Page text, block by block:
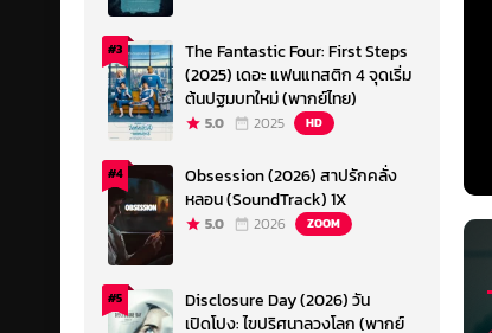
#3
The Fantastic Four: First Steps
(2025) เดอะ แฟนแทสติก 4 จุดเริ่ม
ต้นปฐมบทใหม่ (พากย์ไทย)
5.0 2025 HD
#4
Obsession (2026) สาปรักคลั่ง
หลอน (SoundTrack) 1X
5.0 2026 ZOOM
#5
Disclosure Day (2026) วัน
เปิดโปง: ไขปริศนาลวงโลก (พากย์